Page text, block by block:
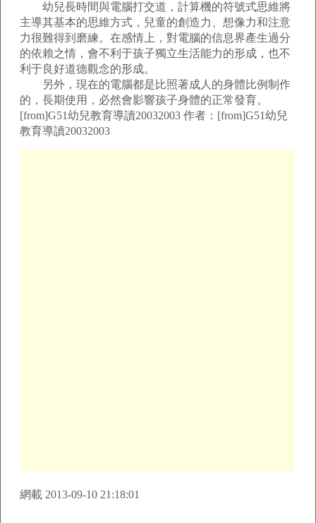
幼兒長時間與電腦打交道，計算機的符號式思維將
主導其基本的思維方式，兒童的創造力、想像力和注意
力很難得到磨練。在感情上，對電腦的信息界產生過分
的依賴之情，會不利于孩子獨立生活能力的形成，也不
利于良好道德觀念的形成。
另外，現在的電腦都是比照著成人的身體比例制作
的，長期使用，必然會影響孩子身體的正常發育。
[from]G51幼兒教育導讀20032003 作者：[from]G51幼兒
教育導讀20032003
網載 2013-09-10 21:18:01